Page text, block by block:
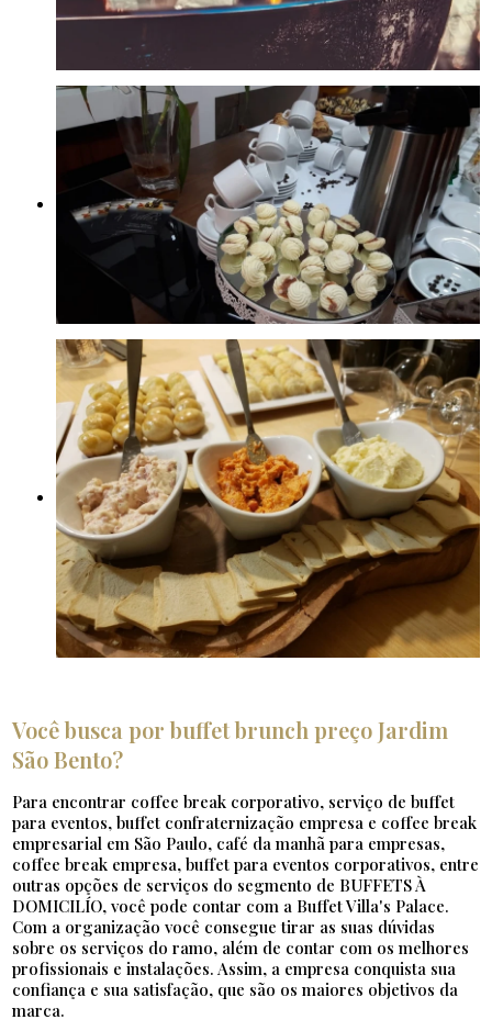
Você busca por buffet brunch preço Jardim
São Bento?
Para encontrar coffee break corporativo, serviço de buffet
para eventos, buffet confraternização empresa e coffee break
empresarial em São Paulo, café da manhã para empresas,
coffee break empresa, buffet para eventos corporativos, entre
outras opções de serviços do segmento de BUFFETS À
DOMICILÍO, você pode contar com a Buffet Villa's Palace.
Com a organização você consegue tirar as suas dúvidas
sobre os serviços do ramo, além de contar com os melhores
profissionais e instalações. Assim, a empresa conquista sua
confiança e sua satisfação, que são os maiores objetivos da
marca.